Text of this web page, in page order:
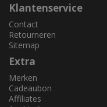
Klantenservice
Contact
Retourneren
Sitemap
Extra
Merken
Cadeaubon
Affiliates